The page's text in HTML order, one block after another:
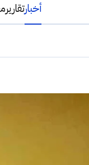
أخبارتقارير